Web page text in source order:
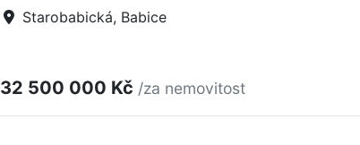
Starobabická, Babice
32 500 000 Kč /za nemovitost